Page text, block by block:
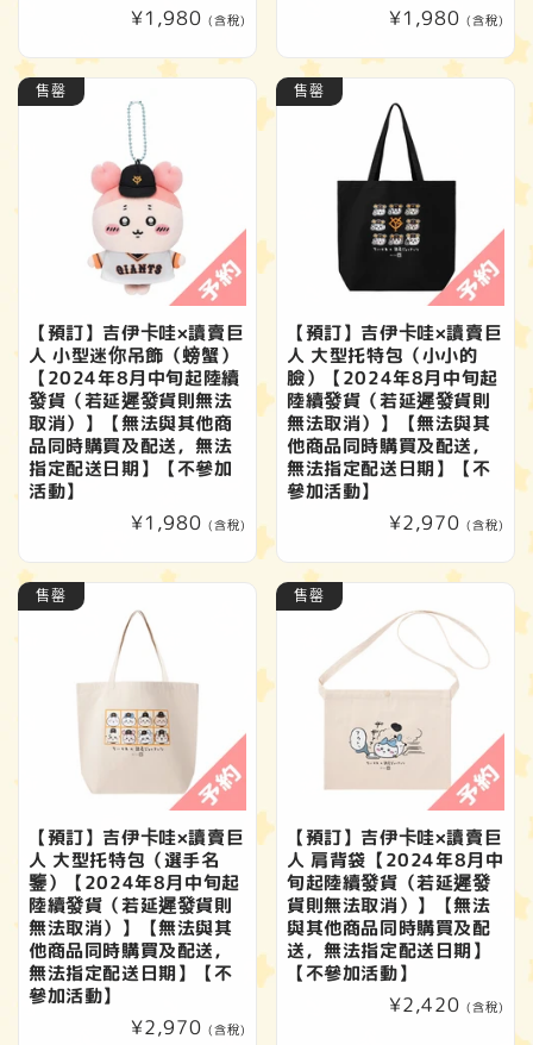
定
¥1,980 (含稅)
定
¥1,980 (含稅)
售罄
【預訂】吉伊卡哇×讀賣巨
人 小型迷你吊飾（螃蟹）
【2024年8月中旬起陸續
發貨（若延遲發貨則無法
取消）】【無法與其他商
品同時購買及配送，無法
指定配送日期】【不參加
活動】
定
¥1,980 (含稅)
售罄
【預訂】吉伊卡哇×讀賣巨
人 大型托特包（小小的
臉）【2024年8月中旬起
陸續發貨（若延遲發貨則
無法取消）】【無法與其
他商品同時購買及配送，
無法指定配送日期】【不
參加活動】
定
¥2,970 (含稅)
售罄
【預訂】吉伊卡哇×讀賣巨
人 大型托特包（選手名
鑒）【2024年8月中旬起
陸續發貨（若延遲發貨則
無法取消）】【無法與其
他商品同時購買及配送，
無法指定配送日期】【不
參加活動】
定
¥2,970 (含稅)
售罄
【預訂】吉伊卡哇×讀賣巨
人 肩背袋【2024年8月中
旬起陸續發貨（若延遲發
貨則無法取消）】【無法
與其他商品同時購買及配
送，無法指定配送日期】
【不參加活動】
定
¥2,420 (含稅)